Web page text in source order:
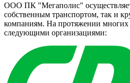
ООО ПК "Мегаполис" осуществляет
собственным транспортом, так и
компаниям. На протяжении многих
следующими организациями: